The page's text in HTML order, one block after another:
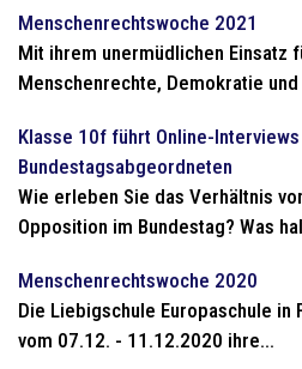
Menschenrechtswoche 2021
Mit ihrem unermüdlichen Einsatz
Menschenrechte, Demokratie
Klasse 10f führt Online-
Bundestagsabgeordneten
Wie erleben Sie das Verhältnis
Opposition im Bundestag? Was
Menschenrechtswoche 2020
Die Liebigschule Europaschule in
vom 07.12. - 11.12.2020 ihre...